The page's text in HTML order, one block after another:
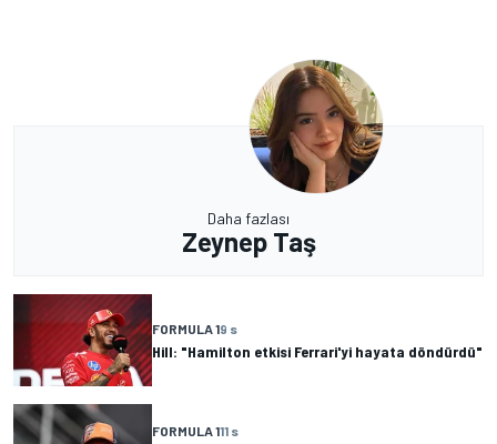
Daha fazlası
Zeynep Taş
FORMULA 19 s
Hill: "Hamilton etkisi Ferrari'yi hayata döndürdü"
FORMULA 111 s